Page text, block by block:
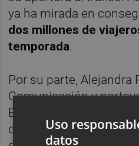
ya ha mirada en
dos millones de
temporada.
Por su parte, Alejandra
Comunicación y
España, ha ratificado la
compañía por el
Uso
datos